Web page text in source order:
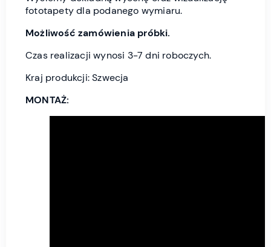
fototapety dla podanego wymiaru.
Możliwość zamówienia próbki.
Czas realizacji wynosi 3-7 dni roboczych.
Kraj produkcji: Szwecja
MONTAŻ: